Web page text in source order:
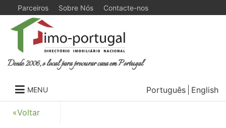
Parceiros Sobre Nós Contacte-nos
Desde 2006, o local para procurar casa em Portugal
MENU Português English
«Voltar